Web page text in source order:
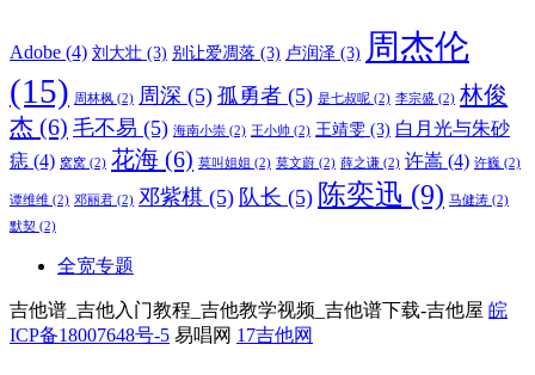
Adobe (4) 刘大壮 (3) 别让爱凋落 (3) 卢润泽 (3) 周杰伦
(15) 周林枫 (2) 周深 (5) 孤勇者 (5) 是七叔呢 (2) 李宗盛 (2) 林俊
杰 (6) 毛不易 (5) 海南小崇 (2) 王小帅 (2) 王靖雯 (3) 白月光与朱砂
痣 (4) 窝窝 (2) 花海 (6) 莫叫姐姐 (2) 莫文蔚 (2) 薛之谦 (2) 许嵩 (4) 许巍 (2)
谭维维 (2) 邓丽君 (2) 邓紫棋 (5) 队长 (5) 陈奕迅 (9) 马健涛 (2)
默契 (2)
全宽专题
吉他谱_吉他入门教程_吉他教学视频_吉他谱下载-吉他屋 皖
ICP备18007648号-5 易唱网 17吉他网